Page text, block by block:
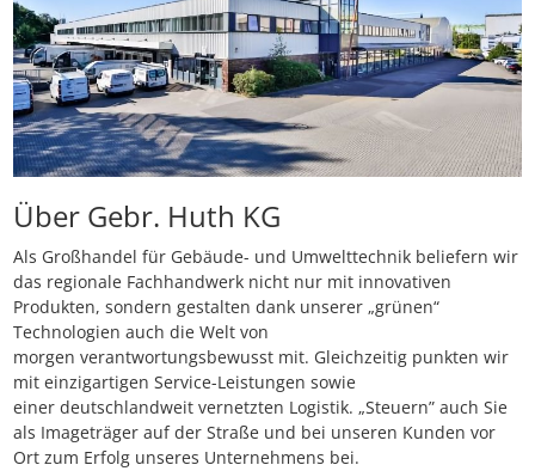
Über Gebr. Huth KG
Als Großhandel für Gebäude- und Umwelttechnik beliefern wir
das regionale Fachhandwerk nicht nur mit innovativen
Produkten, sondern gestalten dank unserer „grünen“
Technologien auch die Welt von
morgen verantwortungsbewusst mit. Gleichzeitig punkten wir
mit einzigartigen Service-Leistungen sowie
einer deutschlandweit vernetzten Logistik. „Steuern” auch Sie
als Imageträger auf der Straße und bei unseren Kunden vor
Ort zum Erfolg unseres Unternehmens bei.